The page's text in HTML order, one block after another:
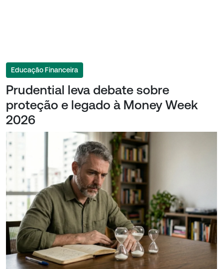
Educação Financeira
Prudential leva debate sobre
proteção e legado à Money Week
2026